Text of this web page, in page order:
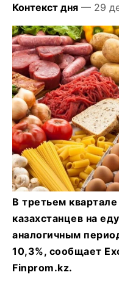
Контекст дня — 29
В третьем
казахстанцев на
аналогичным
10,3%, сообщает
Finprom.kz.